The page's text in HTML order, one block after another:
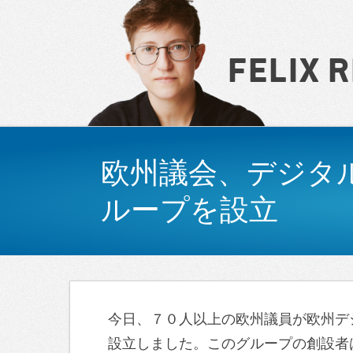
Felix
欧州議会、デジタ
ループを設立
今日、７０人以上の欧州議員が欧州
設立しました。このグループの創設者